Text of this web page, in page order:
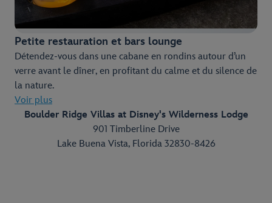
Petite restauration et bars lounge
Détendez-vous dans une cabane en rondins autour d’un
verre avant le dîner, en profitant du calme et du silence de
la nature.
Voir plus
Boulder Ridge Villas at Disney's Wilderness Lodge
901 Timberline Drive
Lake Buena Vista, Florida 32830-8426